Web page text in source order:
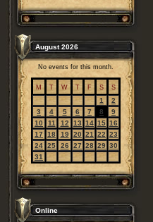
August 2026
No events for this month.
M T W T F S S
1
2
3
4 5 6 7 8
9
10
11 12 13 14 15 16
17 18 19 20 21 22 23
24 25 26 27 28 29 30
31
Online